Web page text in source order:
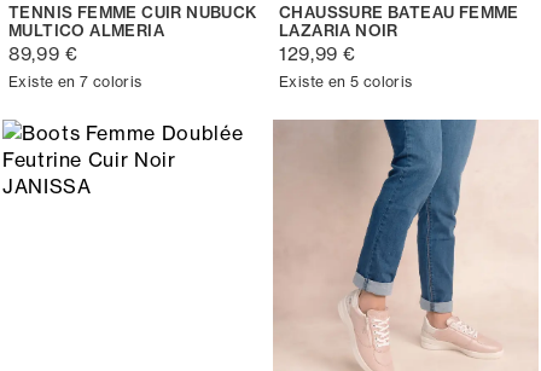
TENNIS FEMME CUIR NUBUCK
MULTICO ALMERIA
89,99 €
Existe en 7 coloris
CHAUSSURE BATEAU FEMME
LAZARIA NOIR
129,99 €
Existe en 5 coloris